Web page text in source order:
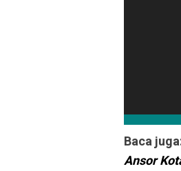
Baca
Ansor